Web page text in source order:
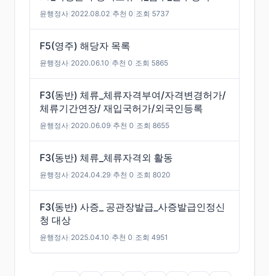
윤행정사 2022.08.02 추천 0 조회 5737
F5(영주) 해당자 목록
윤행정사 2020.06.10 추천 0 조회 5865
F3(동반) 체류_체류자격부여/자격변경허가/
체류기간연장/ 재입국허가/외국인등록
윤행정사 2020.06.09 추천 0 조회 8655
F3(동반) 체류_체류자격외 활동
윤행정사 2024.04.29 추천 0 조회 8020
F3(동반) 사증_ 공관장발급_사증발급인정신
청 대상
윤행정사 2025.04.10 추천 0 조회 4951